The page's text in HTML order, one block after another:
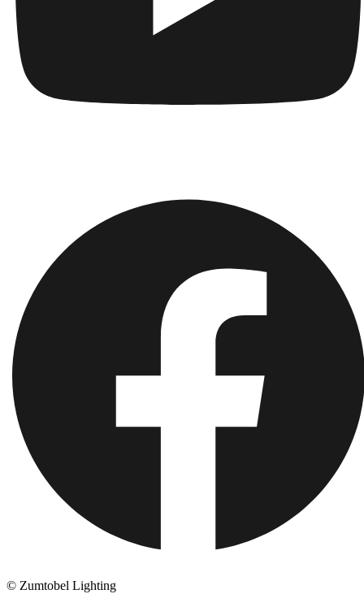
© Zumtobel Lighting